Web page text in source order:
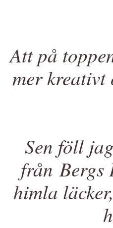
Att på
mer kreativt
Sen föll
från Bergs
himla